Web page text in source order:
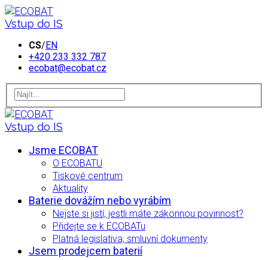
Vstup do IS
CS/EN
+420 233 332 787
ecobat@ecobat.cz
Vstup do IS
Jsme ECOBAT
O ECOBATU
Tiskové centrum
Aktuality
Baterie dovážím nebo vyrábím
Nejste si jistí, jestli máte zákonnou povinnost?
Přidejte se k ECOBATu
Platná legislativa, smluvní dokumenty
Jsem prodejcem baterií